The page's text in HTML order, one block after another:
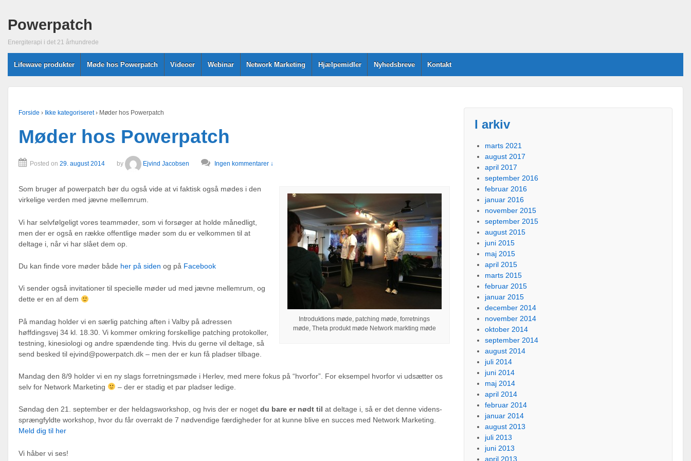
Powerpatch
Energiterapi i det 21 århundrede
Lifewave produkter Møde hos Powerpatch Videoer Webinar Network Marketing Hjælpemidler Nyhedsbreve Kontakt
Forside › Ikke kategoriseret › Møder hos Powerpatch
Møder hos Powerpatch
Posted on 29. august 2014 by Ejvind Jacobsen Ingen kommentarer ↓
Introduktions møde, patching møde, forretnings
møde, Theta produkt møde Network markting møde
Som bruger af powerpatch bør du også vide at vi faktisk også mødes i den
virkelige verden med jævne mellemrum.
Vi har selvfølgeligt vores teammøder, som vi forsøger at holde månedligt,
men der er også en række offentlige møder som du er velkommen til at
deltage i, når vi har slået dem op.
Du kan finde vore møder både her på siden og på Facebook
Vi sender også invitationer til specielle møder ud med jævne mellemrum, og
dette er en af dem
På mandag holder vi en særlig patching aften i Valby på adressen
høffdingsvej 34 kl. 18.30. Vi kommer omkring forskellige patching protokoller,
testning, kinesiologi og andre spændende ting. Hvis du gerne vil deltage, så
send besked til ejvind@powerpatch.dk – men der er kun få pladser tilbage.
Mandag den 8/9 holder vi en ny slags forretningsmøde i Herlev, med mere fokus på “hvorfor”. For eksempel hvorfor vi udsætter os
selv for Network Marketing
– der er stadig et par pladser ledige.
Søndag den 21. september er der heldagsworkshop, og hvis der er noget du bare er nødt til at deltage i, så er det denne videns-
sprængfyldte workshop, hvor du får overrakt de 7 nødvendige færdigheder for at kunne blive en succes med Network Marketing.
Meld dig til her
Vi håber vi ses!
I arkiv
marts 2021
august 2017
april 2017
september 2016
februar 2016
januar 2016
november 2015
september 2015
august 2015
juni 2015
maj 2015
april 2015
marts 2015
februar 2015
januar 2015
december 2014
november 2014
oktober 2014
september 2014
august 2014
juli 2014
juni 2014
maj 2014
april 2014
februar 2014
januar 2014
august 2013
juli 2013
juni 2013
april 2013